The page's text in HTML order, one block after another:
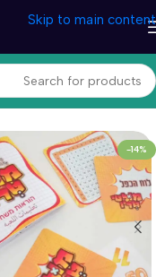
Skip to main content
עמוד הבית/טיפול
-14%